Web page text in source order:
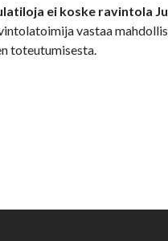
ei koske ravintola
vastaa
toteutumisesta.